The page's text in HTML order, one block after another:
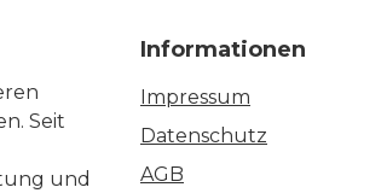
Seit
und
Informationen
Impressum
Datenschutz
AGB